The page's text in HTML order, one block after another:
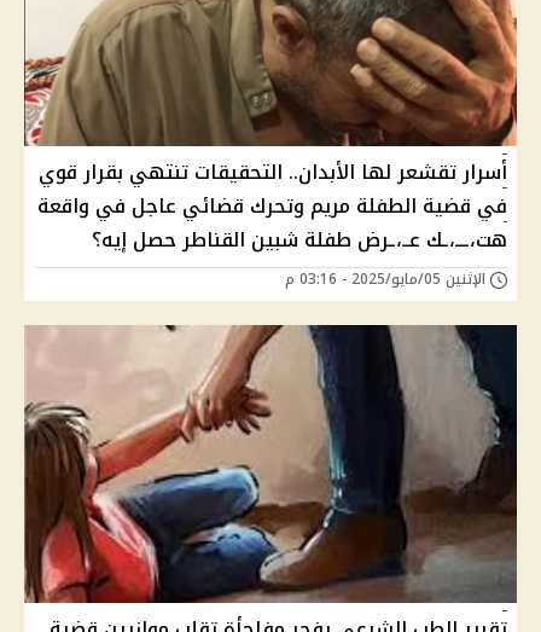
أسرار تقشعر لها الأبدان.. التحقيقات تنتهي بقرار قوي
في قضية الطفلة مريم وتحرك قضائي عاجل في واقعة
هت،ـــ،ـك عــ،ـرض طفلة شبين القناطر حصل إيه؟
الإثنين 05/مايو/2025 - 03:16 م